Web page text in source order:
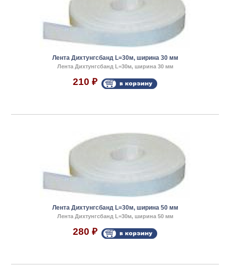
Лента Дихтунгсбанд L=30м, ширина 30 мм
Лента Дихтунгсбанд L=30м, ширина 30 мм
210 ₽
Лента Дихтунгсбанд L=30м, ширина 50 мм
Лента Дихтунгсбанд L=30м, ширина 50 мм
280 ₽